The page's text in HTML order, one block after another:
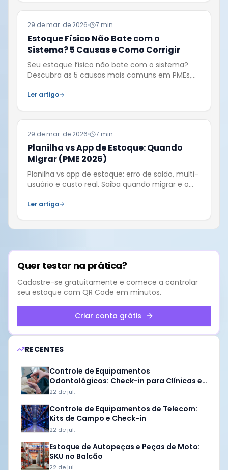
29 de mar. de 2026 7 min
Estoque Físico Não Bate com o
Sistema? 5 Causas e Como Corrigir
Seu estoque físico não bate com o sistema?
Descubra as 5 causas mais comuns em PMEs,
retrabalho e como evitar que o problema volte.
Ler artigo
29 de mar. de 2026 7 min
Planilha vs App de Estoque: Quando
Migrar (PME 2026)
Planilha vs app de estoque: erro de saldo, multi-
usuário e custo real. Saiba quando migrar e o
Ler artigo
Quer testar na prática?
Cadastre-se gratuitamente e comece a controlar
seu estoque com QR Code em minutos.
Criar conta grátis
RECENTES
Controle de Equipamentos
Odontológicos: Check-in para Clínicas e
Labs
22 de jul.
Controle de Equipamentos de Telecom:
Kits de Campo e Check-in
22 de jul.
Estoque de Autopeças e Peças de Moto:
SKU no Balcão
22 de jul.